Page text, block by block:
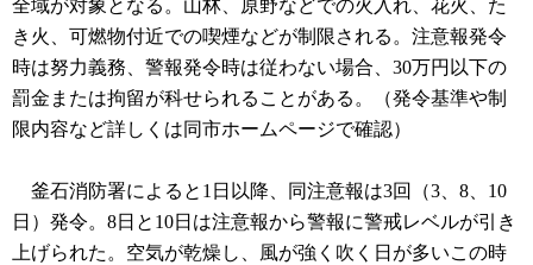
全域が対象となる。山林、原野などでの火入れ、花火、た
き火、可燃物付近での喫煙などが制限される。注意報発令
時は努力義務、警報発令時は従わない場合、30万円以下の
罰金または拘留が科せられることがある。（発令基準や制
限内容など詳しくは同市ホームページで確認）
釜石消防署によると1日以降、同注意報は3回（3、8、10
日）発令。8日と10日は注意報から警報に警戒レベルが引き
上げられた。空気が乾燥し、風が強く吹く日が多いこの時